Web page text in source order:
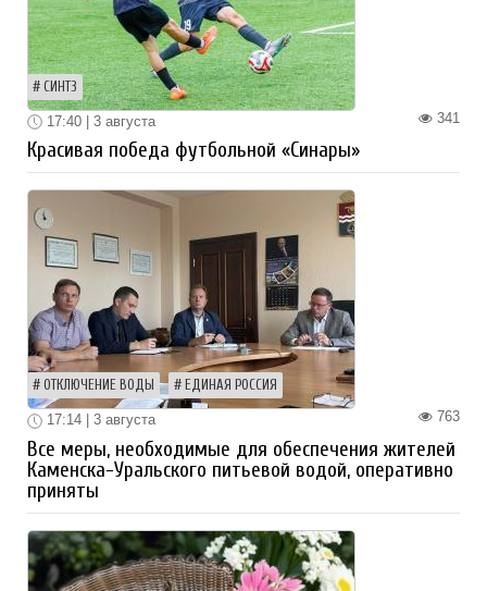
СИНТЗ
341
17:40 | 3 августа
Красивая победа футбольной «Синары»
ОТКЛЮЧЕНИЕ ВОДЫ ЕДИНАЯ РОССИЯ
763
17:14 | 3 августа
Все меры, необходимые для обеспечения жителей
Каменска-Уральского питьевой водой, оперативно
приняты